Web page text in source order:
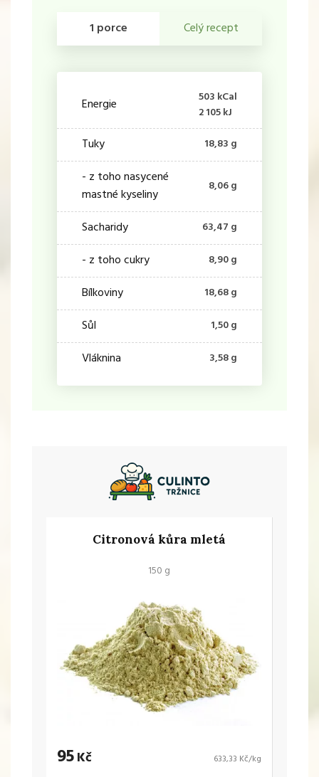
1 porce Celý recept
Energie
503 kCal
2 105 kJ
Tuky 18,83 g
- z toho nasycené
mastné kyseliny
8,06 g
Sacharidy 63,47 g
- z toho cukry 8,90 g
Bílkoviny 18,68 g
Sůl 1,50 g
Vláknina 3,58 g
Citronová kůra mletá
150 g
95Kč 633,33 Kč/kg